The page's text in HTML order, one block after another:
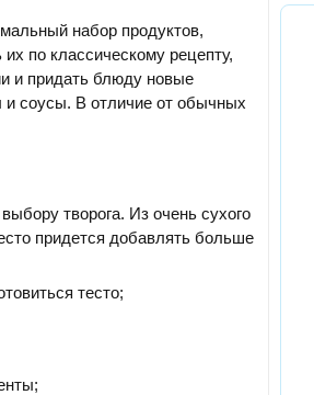
набор продуктов,
по классическому рецепту,
и придать блюду новые
и соусы. В отличие от обычных
творога. Из очень сухого
придется добавлять больше
тесто;